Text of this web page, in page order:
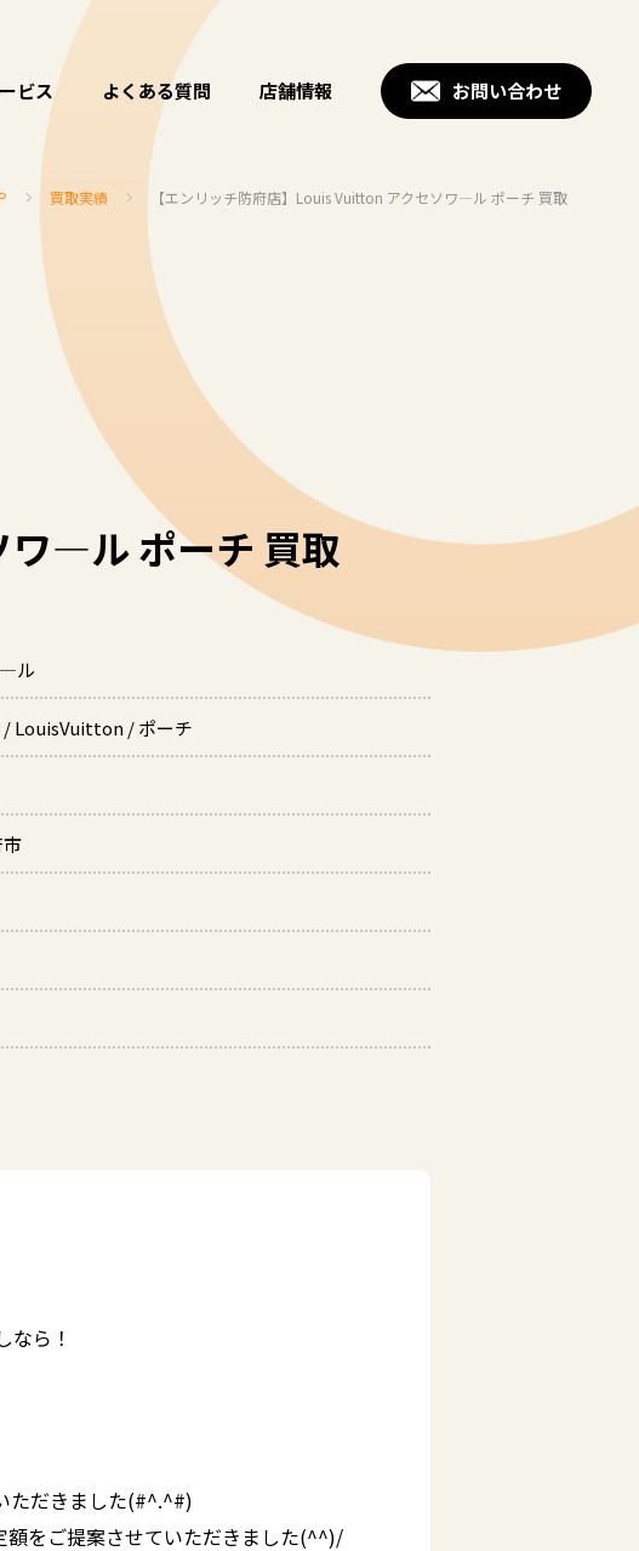
ビス よくある質問 店舗情報 お問い合わせ
買取実績 【エンリッチ防府店】Louis Vuitton アクセソワ―ル ポーチ 買取
ワ―ル ポーチ 買取
―ル
/ LouisVuitton / ポーチ
なら！
ただきました(#^.^#)
額をご提案させていただきました(^^)/